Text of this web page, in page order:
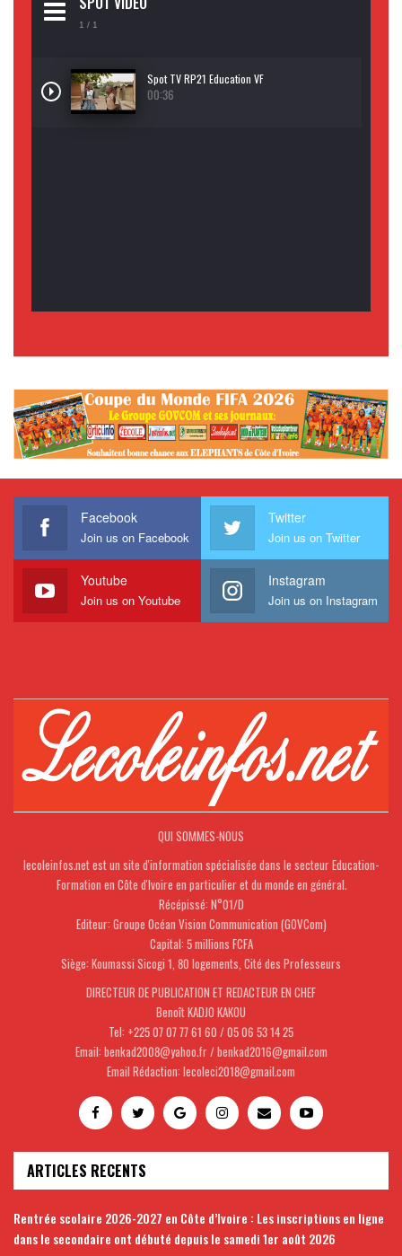
1 / 1
Spot TV RP21 Education VF
00:36
Facebook
Join us on Facebook
Twitter
Join us on Twitter
Youtube
Join us on Youtube
Instagram
Join us on Instagram
QUI SOMMES-NOUS
lecoleinfos.net est un site d'information spécialisée dans le secteur Education-
Formation en Côte d'Ivoire en particulier et du monde en général.
Récépissé: N°01/D
Editeur: Groupe Océan Vision Communication (GOVCom)
Capital: 5 millions FCFA
Siège: Koumassi Sicogi 1, 80 logements, Cité des Professeurs
DIRECTEUR DE PUBLICATION ET REDACTEUR EN CHEF
Benoît KADJO KAKOU
Tel: +225 07 07 77 61 60 / 05 06 53 14 25
Email: benkad2008@yahoo.fr / benkad2016@gmail.com
Email Rédaction: lecoleci2018@gmail.com
ARTICLES RECENTS
Rentrée scolaire 2026-2027 en Côte d’Ivoire : Les inscriptions en ligne
dans le secondaire ont débuté depuis le samedi 1er août 2026